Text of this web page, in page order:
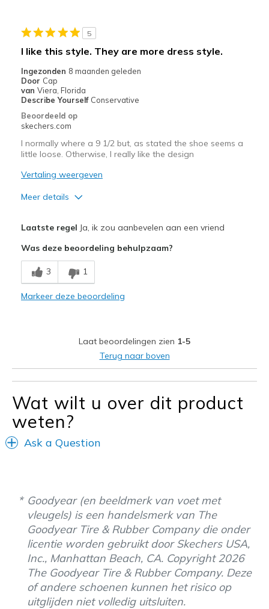
5
I like this style. They are more dress style.
Ingezonden 8 maanden geleden
Door Cap
van Viera, Florida
Describe Yourself Conservative
Beoordeeld op
skechers.com
I normally where a 9 1/2 but, as stated the shoe seems a
little loose. Otherwise, I really like the design
Vertaling weergeven
Meer details
Comfortable
Stylish
Laatste regel Ja, ik zou aanbevelen aan een vriend
Was deze beoordeling behulpzaam?
3 1
Markeer deze beoordeling
Laat beoordelingen zien 1-5
Terug naar boven
Wat wilt u over dit product
weten?
Ask a Question
Goodyear (en beeldmerk van voet met
vleugels) is een handelsmerk van The
Goodyear Tire & Rubber Company die onder
licentie worden gebruikt door Skechers USA,
Inc., Manhattan Beach, CA. Copyright 2026
The Goodyear Tire & Rubber Company. Deze
of andere schoenen kunnen het risico op
uitglijden niet volledig uitsluiten.